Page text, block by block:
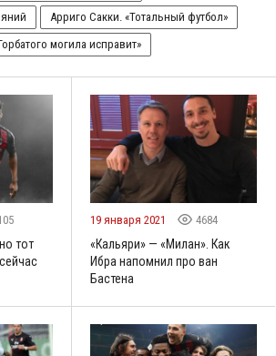
Арриго Сакки. «Тотальный футбол»
могила исправит»
тот
19 января 2021 4684
«Кальяри» — «Милан». Как
Ибра напомнил про ван
Бастена